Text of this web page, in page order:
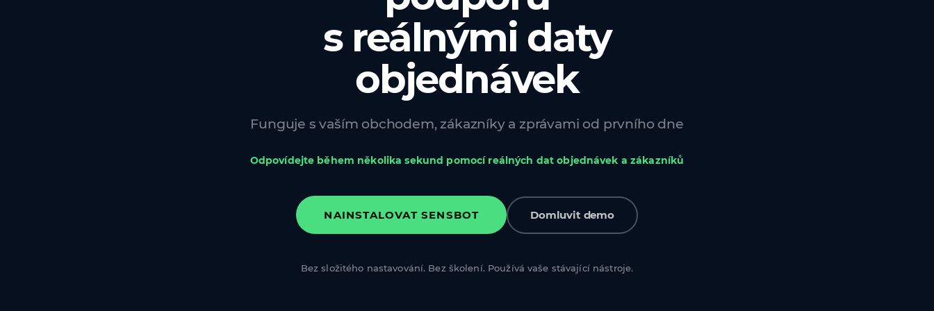
s reálnými daty
objednávek
Funguje s vaším obchodem, zákazníky a zprávami od prvního dne
Odpovídejte během několika sekund pomocí reálných dat objednávek a zákazníků
NAINSTALOVAT SENSBOT Domluvit demo
Bez složitého nastavování. Bez školení. Používá vaše stávající nástroje.